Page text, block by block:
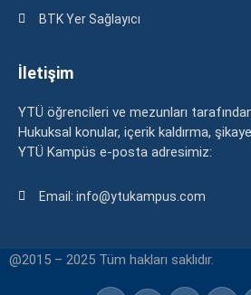
BTK Yer Sağlayıcı
İletişim
YTÜ öğrencileri ve mezunları
Hukuksal konular, içerik kaldırma,
YTÜ Kampüs e-posta adresimiz:
Email: info@ytukampus.com
@2015 – 2025 Tüm hakları saklıdır.